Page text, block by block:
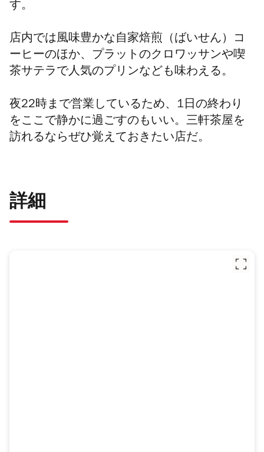
す。
店内では風味豊かな自家焙煎（ばいせん）コ
ーヒーのほか、プラットのクロワッサンや喫
茶サテラで人気のプリンなども味わえる。
夜22時まで営業しているため、1日の終わり
をここで静かに過ごすのもいい。三軒茶屋を
訪れるならぜひ覚えておきたい店だ。
詳細